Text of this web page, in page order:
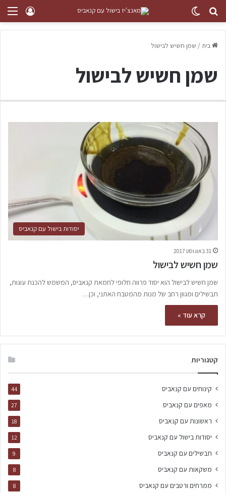
בית/ שמן חשיש לבישול
שמן חשיש לבישול
יסודות בישול עם קנאביס
31 באוגוסט 2017
שמן חשיש לבישול
שמן חשיש לבישול הוא יסוד פרווה חלופי לחמאת קנאביס, המשמש להכנת עוגות,
תבשילים ומגוון רחב של מנות מהמטבח האתני, וכן…
קרא עוד »
קטגוריות
קינוחים עם קנאביס 44
מאפים עם קנאביס 27
ראשונות עם קנאביס 18
יסודות בישול עם קנאביס 12
תבשילים עם קנאביס 9
משקאות עם קנאביס 8
ממרחים ורטבים עם קנאביס 8